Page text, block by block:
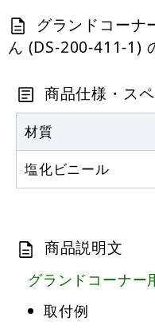
グランドコーナ
ん (DS-200-411-1)
商品仕様・ス
材質
塩化ビニール
商品説明文
グランドコーナー
取付例